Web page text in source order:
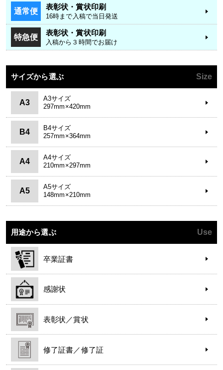
通常便 表彰状・賞状印刷
16時まで入稿で当日発送
特急便 表彰状・賞状印刷
入稿から３時間でお届け
サイズから選ぶ Size
A3
A3サイズ
297mm×420mm
B4
B4サイズ
257mm×364mm
A4
A4サイズ
210mm×297mm
A5
A5サイズ
148mm×210mm
用途から選ぶ Use
卒業証書
感謝状
表彰状／賞状
修了証書／修了証